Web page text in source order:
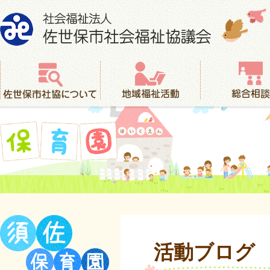
社会福祉法人 佐世保市社会福祉協議会
佐世保市社協について
地域福祉活動 総合相談
活動ブログ